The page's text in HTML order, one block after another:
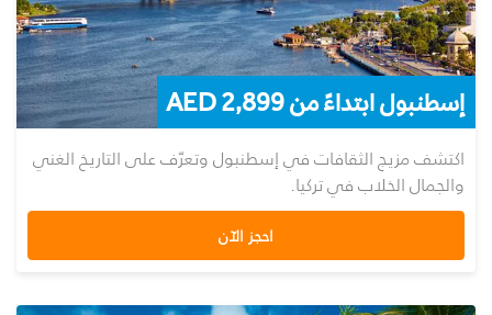
إسطنبول ابتداءً من 2,899 AED
اكتشف مزيج الثقافات في إسطنبول وتعرّف على التاريخ الغني
والجمال الخلاب في تركيا.
احجز الآن